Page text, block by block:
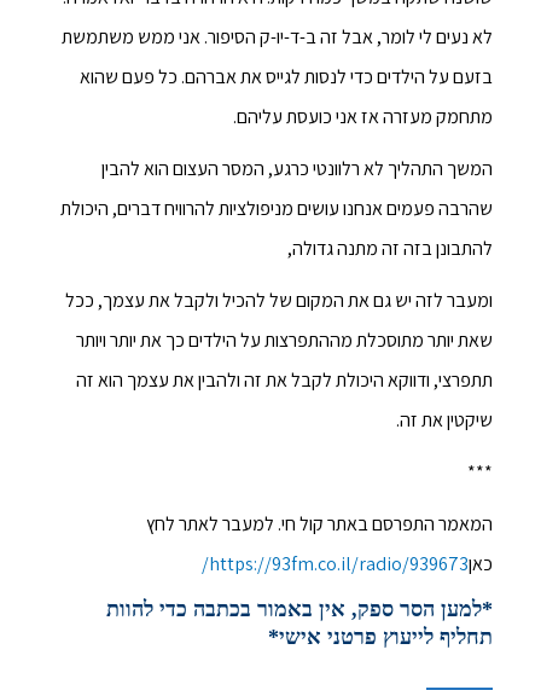
לא נעים לי לומר, אבל זה ב-ד-יו-ק הסיפור. אני ממש משתמשת
בזעם על הילדים כדי לנסות לגייס את אברהם. כל פעם שהוא
מתחמק מעזרה אז אני כועסת עליהם.
המשך התהליך לא רלוונטי כרגע, המסר העצום הוא להבין
שהרבה פעמים אנחנו עושים מניפולציות להרוויח דברים, היכולת
להתבונן בזה זה מתנה גדולה,
ומעבר לזה יש גם את המקום של להכיל ולקבל את עצמך, ככל
שאת יותר מתוסכלת מההתפרצות על הילדים כך את יותר ויותר
תתפרצי, ודווקא היכולת לקבל את זה ולהבין את עצמך הוא זה
שיקטין את זה.
***
המאמר התפרסם באתר קול חי. למעבר לאתר לחץ
כאןhttps://93fm.co.il/radio/939673/
*למען הסר ספק, אין באמור בכתבה כדי להוות
תחליף לייעוץ פרטני אישי*